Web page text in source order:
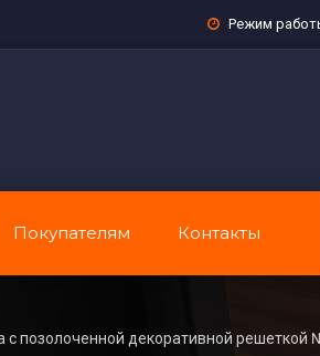
Режим
Покупателям Контакты
с позолоченной декоративной решеткой